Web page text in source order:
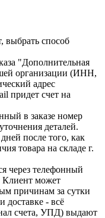
выбрать способ
"Дополнительная
организации (ИНН,
адрес
придет счет на
в заказе номер
деталей.
после того, как
товара на складе г.
через телефонный
Клиент может
причинам за сутки
доставке - всё
счета, УПД) выдают